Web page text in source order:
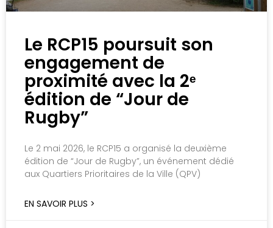
Le RCP15 poursuit son
engagement de
proximité avec la 2ᵉ
édition de “Jour de
Rugby”
Le 2 mai 2026, le RCP15 a organisé la deuxième
édition de “Jour de Rugby”, un événement dédié
aux Quartiers Prioritaires de la Ville (QPV)
EN SAVOIR PLUS >